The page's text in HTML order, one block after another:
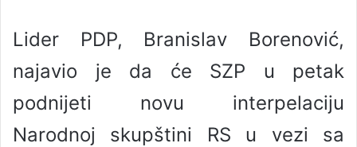
Lider PDP, Branislav Borenović,
najavio je da će SZP u petak
podnijeti novu interpelaciju
Narodnoj skupštini RS u vezi sa